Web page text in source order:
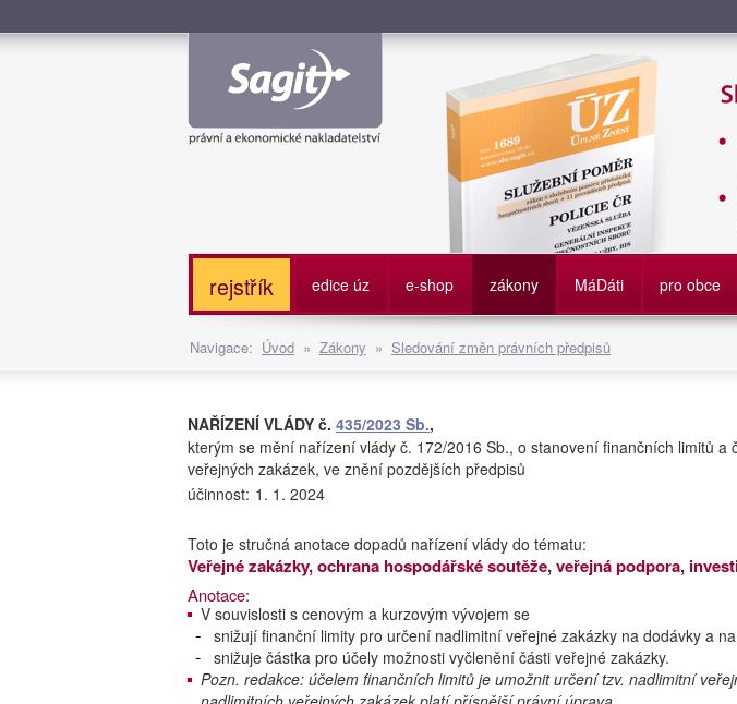
Služební poměr příslušníků
rejstřík edice úz e-shop zákony MáDáti pro obce
Navigace: Úvod » Zákony » Sledování změn právních předpisů
NAŘÍZENÍ VLÁDY č. 435/2023 Sb.,
kterým se mění nařízení vlády č. 172/2016 Sb., o stanovení finančních limitů a
veřejných zakázek, ve znění pozdějších předpisů
účinnost: 1. 1. 2024
Toto je stručná anotace dopadů nařízení vlády do tématu:
Veřejné zakázky, ochrana hospodářské soutěže, veřejná podpora,
Anotace:
V souvislosti s cenovým a kurzovým vývojem se
snižují finanční limity pro určení nadlimitní veřejné zakázky na dodávky a
snižuje částka pro účely možnosti vyčlenění části veřejné zakázky.
Pozn. redakce: účelem finančních limitů je umožnit určení tzv. nadlimitní